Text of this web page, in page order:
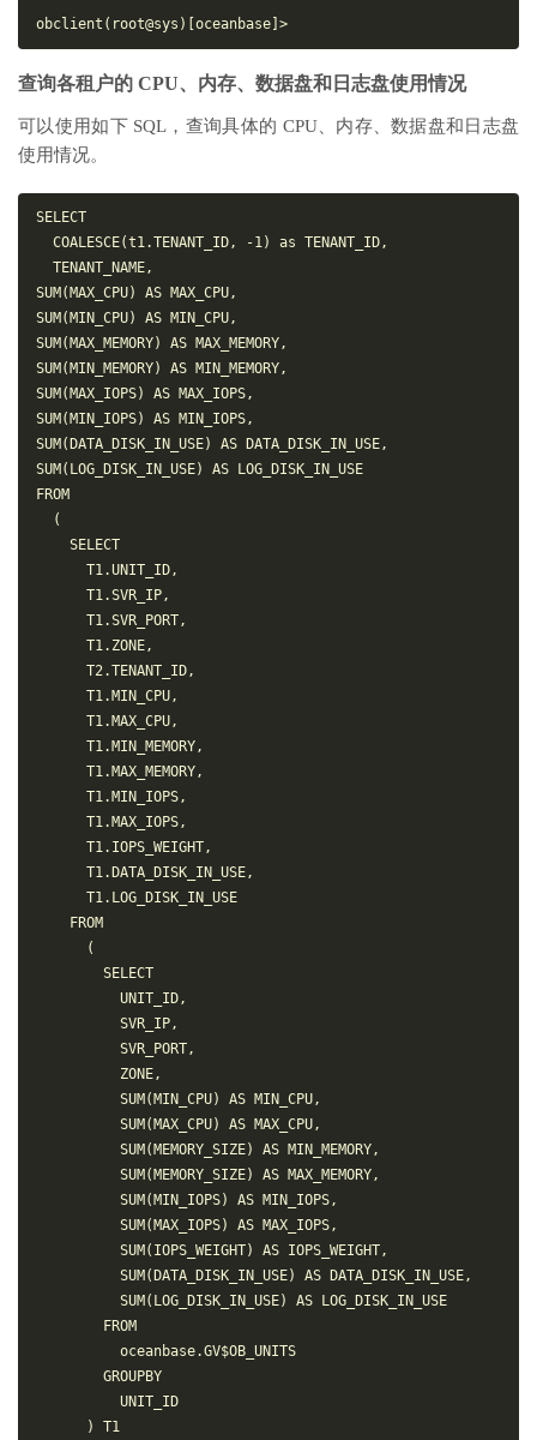
查询各租户的 CPU、内存、数据盘和日志盘使用情况
可以使用如下 SQL，查询具体的 CPU、内存、数据盘和日志盘
使用情况。
SELECT
COALESCE(t1.TENANT_ID, -1) as TENANT_ID,
TENANT_NAME,
SUM(MAX_CPU) AS MAX_CPU,
SUM(MIN_CPU) AS MIN_CPU,
SUM(MAX_MEMORY) AS MAX_MEMORY,
SUM(MIN_MEMORY) AS MIN_MEMORY,
SUM(MAX_IOPS) AS MAX_IOPS,
SUM(MIN_IOPS) AS MIN_IOPS,
SUM(DATA_DISK_IN_USE) AS DATA_DISK_IN_USE,
SUM(LOG_DISK_IN_USE) AS LOG_DISK_IN_USE
FROM
(
SELECT
T1.UNIT_ID,
T1.SVR_IP,
T1.SVR_PORT,
T1.ZONE,
T2.TENANT_ID,
T1.MIN_CPU,
T1.MAX_CPU,
T1.MIN_MEMORY,
T1.MAX_MEMORY,
T1.MIN_IOPS,
T1.MAX_IOPS,
T1.IOPS_WEIGHT,
T1.DATA_DISK_IN_USE,
T1.LOG_DISK_IN_USE
FROM
(
SELECT
UNIT_ID,
SVR_IP,
SVR_PORT,
ZONE,
SUM(MIN_CPU) AS MIN_CPU,
SUM(MAX_CPU) AS MAX_CPU,
SUM(MEMORY_SIZE) AS MIN_MEMORY,
SUM(MEMORY_SIZE) AS MAX_MEMORY,
SUM(MIN_IOPS) AS MIN_IOPS,
SUM(MAX_IOPS) AS MAX_IOPS,
SUM(IOPS_WEIGHT) AS IOPS_WEIGHT,
SUM(DATA_DISK_IN_USE) AS DATA_DISK_IN_USE,
SUM(LOG_DISK_IN_USE) AS LOG_DISK_IN_USE
FROM
oceanbase.GV$OB_UNITS
GROUPBY
UNIT_ID
) T1